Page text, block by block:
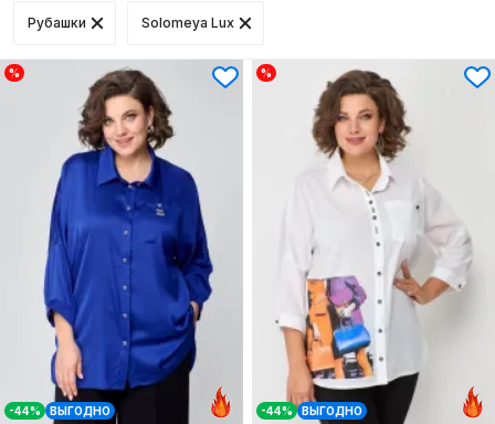
Рубашки Solomeya Lux
%
-44% ВЫГОДНО
%
-44% ВЫГОДНО